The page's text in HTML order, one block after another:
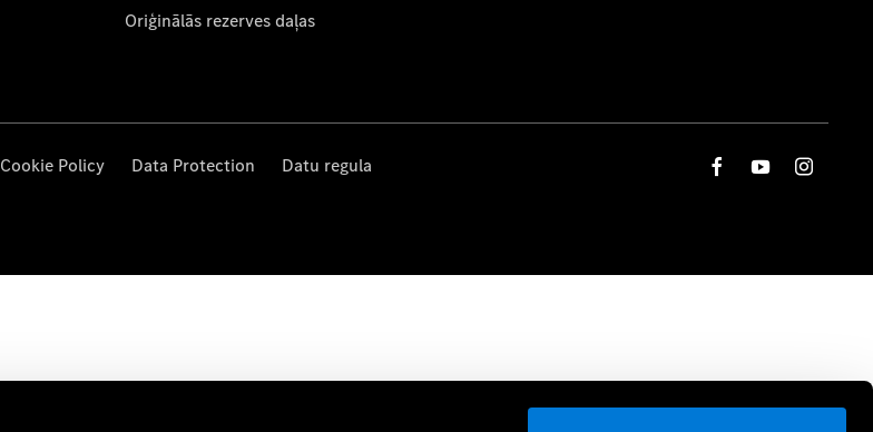
Oriģinālās rezerves daļas
Cookie Policy Data Protection Datu regula